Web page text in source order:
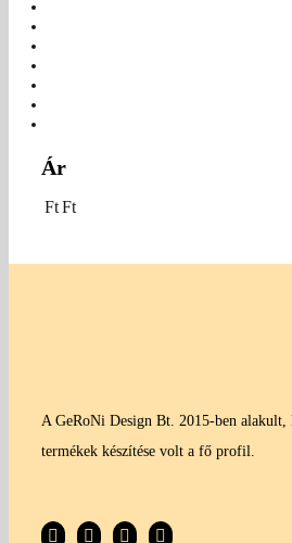
Ár
FtFt
A GeRoNi Design Bt. 2015-ben alakult,
termékek készítése volt a fő profil.